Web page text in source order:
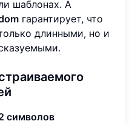
шаблонах. A
гарантирует, что
длинными, но и
символов